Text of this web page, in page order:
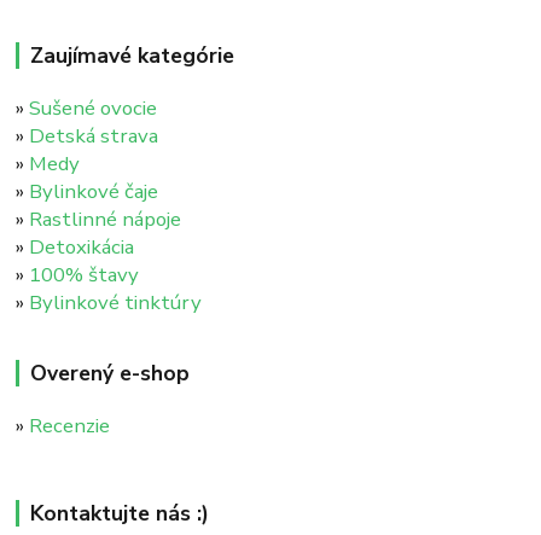
Zaujímavé kategórie
»Sušené ovocie
» Detská strava
» Medy
» Bylinkové čaje
» Rastlinné nápoje
» Detoxikácia
» 100% štavy
» Bylinkové tinktúry
Overený e-shop
» Recenzie
Kontaktujte nás :)